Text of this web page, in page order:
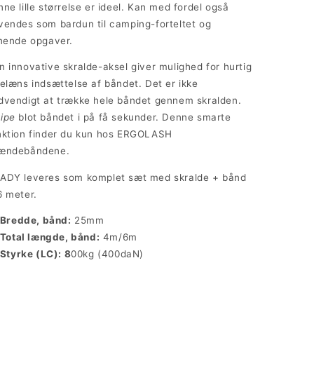
lille størrelse er ideel. Kan med fordel også
som bardun til camping-forteltet og
opgaver.
innovative skralde-aksel giver mulighed for hurtig
indsættelse af båndet. Det er ikke
at trække hele båndet gennem skralden.
blot båndet i på få sekunder. Denne smarte
finder du kun hos ERGOLASH
leveres som komplet sæt med skralde + bånd
meter.
Bredde, bånd: 25mm
Total længde, bånd: 4m/6m
Styrke (LC): 800kg (400daN)